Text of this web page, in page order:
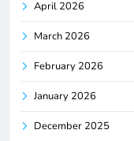
April 2026
March 2026
February 2026
January 2026
December 2025